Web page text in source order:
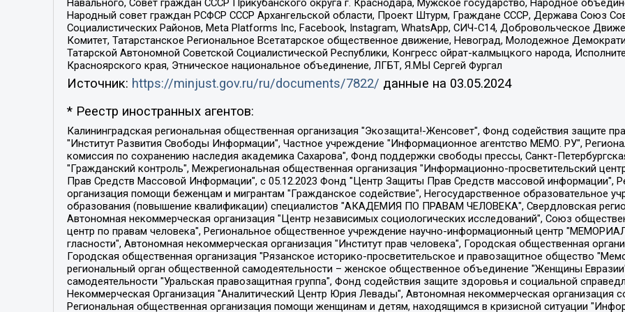
Навального, Совет граждан СССР Прикубанского округа г. Краснодара, Мужское государство, Народное
Народный совет граждан РСФСР СССР Архангельской области, Проект Штурм, Граждане СССР, Держава Союз
Социалистических Районов, Meta Platforms Inc, Facebook, Instagram, WhatsApp, СИЧ-С14, Добровольческое
Комитет, Татарстанское Региональное Всетатарское общественное движение, Невоград, Молодежное
Татарской Автономной Советской Социалистической Республики, Конгресс ойрат-калмыцкого народа,
Красноярского края, Этническое национальное объединение, ЛГБТ, Я.МЫ Сергей Фургал
Источник: https://minjust.gov.ru/ru/documents/7822/ данные на 03.05.2024
* Реестр иностранных агентов:
Калининградская региональная общественная организация "Экозащита!-Женсовет", Фонд содействия защите прав и свобод граждан "Общественный вердикт", Фонд "Институт Развития Свободы Информации", Частное учреждение "Информационное агентство МЕМО. РУ", Региональная общественная организация "Общественная комиссия по сохранению наследия академика Сахарова", Фонд поддержки свободы прессы, Санкт-Петербургская общественная правозащитная организация "Гражданский контроль", Межрегиональная общественная организация "Информационно-просветительский центр "Мемориал", Региональный Фонд "Центр Защиты Прав Средств Массовой Информации", с 05.12.2023 Фонд "Центр Защиты Прав Средств массовой информации", Региональная общественная благотворительная организация помощи беженцам и мигрантам "Гражданское содействие", Негосударственное образовательное учреждение дополнительного профессионального образования (повышение квалификации) специалистов "АКАДЕМИЯ ПО ПРАВАМ ЧЕЛОВЕКА", Свердловская региональная общественная организация "Сутяжник", Автономная некоммерческая организация "Центр независимых социологических исследований", Союз общественных объединений "Российский исследовательский центр по правам человека", Региональное общественное учреждение научно-информационный центр "МЕМОРИАЛ", Некоммерческая организация "Фонд защиты гласности", Автономная некоммерческая организация "Институт прав человека", Городская общественная организация "Екатеринбургское общество "МЕМОРИАЛ", Городская общественная организация "Рязанское историко-просветительское и правозащитное общество "Мемориал" (Рязанский Мемориал), Челябинский региональный орган общественной самодеятельности – женское общественное объединение "Женщины Евразии", Челябинский региональный орган общественной самодеятельности "Уральская правозащитная группа", Фонд содействия защите здоровья и социальной справедливости имени Андрея Рылькова, Автономная Некоммерческая Организация "Аналитический Центр Юрия Левады", Автономная некоммерческая организация социальной поддержки населения "Проект Апрель", Региональная общественная организация помощи женщинам и детям, находящимся в кризисной ситуации "Информационно-методический центр "Анна", Фонд содействия развитию массовых коммуникаций и правовому просвещению "Так-так-Так", Фонд содействия устойчивому развитию "Серебряная тайга", Свердловский региональный общественный фонд социальных проектов "Новое время", "Idel.Реалии", Кавказ.Реалии, Крым.Реалии, Телеканал Настоящее Время, Татаро-башкирская служба Радио Свобода (Azatliq Radiosi), Радио Свободная Европа/Радио Свобода (PCE/PC), "Сибирь.Реалии", "Фактограф", Благотворительный фонд помощи осужденным и их семьям, Автономная некоммерческая организация "Институт глобализации и социальных движений", Фонд "В защиту прав заключенных", Частное учреждение "Центр поддержки и содействия развитию средств массовой информации", Пензенский региональный общественный благотворительный фонд "Гражданский союз", "Север.Реалии", Некоммерческая организация Фонд "Правовая инициатива", Общество с ограниченной ответственностью "Радио Свободная Европа/Радио Свобода", Чешское информационное агентство "MEDIUM-ORIENT", Красноярская региональная общественная организация "Мы против СПИДа", Камалягин Денис Николаевич, Маркелов Сергей Евгеньевич, Пономарев Лев Александрович, Савицкая Людмила Алексеевна, Автономная некоммерческая организация "Центр по работе с проблемой насилия "НАСИЛИЮ.НЕТ", Межрегиональный профессиональный союз работников здравоохранения "Альянс врачей", Юридическое лицо, зарегистрированное в Латвийской Республике, SIA "Medusa Project" (регистрационный номер 40103797863, дата регистрации 10.06.2014), Некоммерческая организация "Фонд по борьбе с коррупцией", Автономная некоммерческая организация "Институт права и публичной политики", Баданин Роман Сергеевич, Гликин Максим Александрович, Железнова Мария Михайловна, Лукьянова Юлия Сергеевна, Маетная Елизавета Витальевна, Маняхин Петр Борисович, Чуракова Ольга Владимировна, Ярош Юлия Петровна, Юридическое лицо "The Insider SIA", зарегистрированное в Риге, Латвийская Республика (дата регистрации 26.06.2015), являющееся администратором доменного имени интернет-издания "The Insider SIA", https://theins.ru, Постернак Алексей Евгеньевич, Рубин Михаил Аркадьевич, Анин Роман Александрович, Юридическое лицо Istories fonds, зарегистрированное в Латвийской Республике (регистрационный номер 50008295751, дата регистрации 24.02.2020), Великовский Дмитрий Александрович, Долинина Ирина Николаевна, Мароховская Алеся Алексеевна, Шлейнов Роман Юрьевич, Шмагун Олеся Валентиновна, Общество с ограниченной ответственностью "Альтаир 2021", Общество с ограниченной ответственностью "Вега 2021", Общество с ограниченной ответственностью "Главный редактор 2021", Общество с ограниченной ответственностью "Ромашки монолит", Важенков Артем Валерьевич, Ивановская областная общественная организация "Центр гендерных исследований", Гурман Юрий Альбертович, Медиапроект "ОВД-Инфо", Егоров Владимир Владимирович, Жилинский Владимир Александрович, Общество с ограниченной ответственностью "ЗП", Иванова София Юрьевна, Карезина Инна Павловна, Кильтау Екатерина Викторовна, Петров Алексей Викторович, Пискунов Сергей Евгеньевич, Смирнов Сергей Сергеевич, Тихонов Михаил Сергеевич, Общество с ограниченной ответственностью "ЖУРНАЛИСТ-ИНОСТРАННЫЙ АГЕНТ", Арапова Галина Юрьевна, Вольтская Татьяна Анатольевна, Американская компания "Mason G.E.S. Anonymous Foundation" (США), являющаяся владельцем интернет-издания https://mnews.world/, Компания "Stichting Bellingcat", зарегистрированная в Нидерландах (дата регистрации 11.07.2018), Захаров Андрей Вячеславович, Клепиковская Екатерина Дмитриевна, Общество с ограниченной ответственностью "МЕМО", Перл Роман Александрович, Симонов Евгений Алексеевич, Соловьева Елена Анатольевна, Сотников Даниил Владимирович, Сурначева Елизавета Дмитриевна, Автономная некоммерческая организация по защите прав человека и информированию населения "Якутия – Наше Мнение", Общество с ограниченной ответственностью "Москоу диджитал медиа", с 26.01.2023 Общество с ограниченной ответственностью "Чайка Белые сады", Ветошкина Валерия Валерьевна, Заговора Максим Александрович, Межрегиональное общественное движение "Российская ЛГБТ - сеть", Оленичев Максим Владимирович, Павлов Иван Юрьевич, Скворцова Елена Сергеевна, Общество с ограниченной ответственностью "Как бы инагент", Кочетков Игорь Викторович, Общество с ограниченной ответственностью "Честные выборы", Еланчик Олег Александрович, Общество с ограниченной ответственностью "Нобелевский призыв", Гималова Регина Эмилевна, Григорьев Андрей Валерьевич, Григорьева Алина Александровна, Ассоциация по содействию защите прав призывников, альтернативнослужащих и военнослужащих "Правозащитная группа